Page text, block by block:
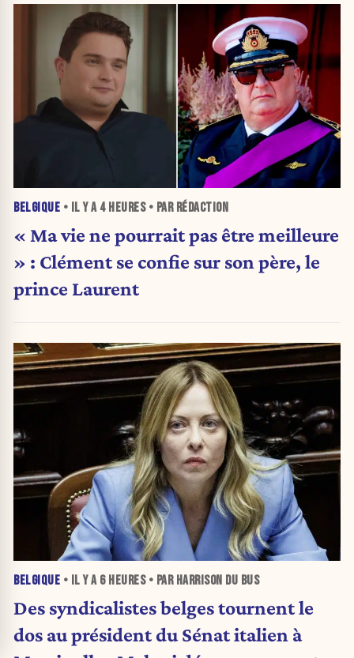
BELGIQUE • IL Y A 4 HEURES• PAR RÉDACTION
« Ma vie ne pourrait pas être meilleure
» : Clément se confie sur son père, le
prince Laurent
BELGIQUE • IL Y A 6 HEURES• PAR HARRISON DU BUS
Des syndicalistes belges tournent le
dos au président du Sénat italien à